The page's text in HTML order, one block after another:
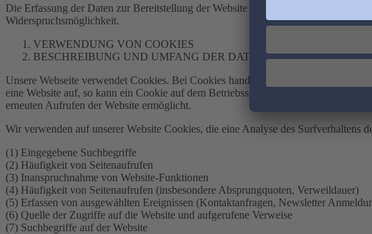
Die Erfassung der Daten zur Bereitstellung der Website und die Speicherung der
Widerspruchsmöglichkeit.
VERWENDUNG VON COOKIES
BESCHREIBUNG UND UMFANG DER DATENVERARBEITUNG
Unsere Webseite verwendet Cookies. Bei Cookies handelt es sich um
eine Website auf, so kann ein Cookie auf dem Betriebssystem des Nutzers
erneuten Aufrufen der Website ermöglicht.
Wir verwenden auf unserer Website Cookies, die eine Analyse des
(1) Eingegebene Suchbegriffe
(2) Häufigkeit von Seitenaufrufen
(3) Inanspruchnahme von Website-Funktionen
(4) Häufigkeit von Seitenaufrufen (insbesondere Absprungquoten, Verweildauer)
(5) Erfassen von ausgewählten Ereignissen (Kontaktanfragen, Newsletter
(6) Quelle der Zugriffe auf die Website und aufgerufene Verweise
(7) Suchbegriffe auf der Website